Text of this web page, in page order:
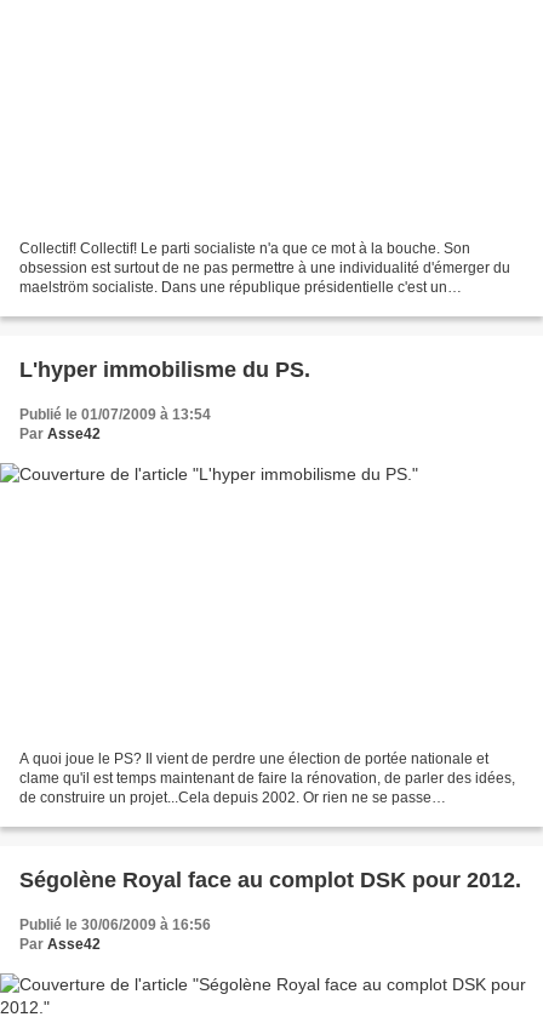
Collectif! Collectif! Le parti socialiste n'a que ce mot à la bouche. Son
obsession est surtout de ne pas permettre à une individualité d'émerger du
maelström socialiste. Dans une république présidentielle c'est un
L'hyper immobilisme du PS.
Publié le 01/07/2009 à 13:54
Par Asse42
A quoi joue le PS? Il vient de perdre une élection de portée nationale et
clame qu'il est temps maintenant de faire la rénovation, de parler des idées,
de construire un projet...Cela depuis 2002. Or rien ne se passe
Ségolène Royal face au complot DSK pour 2012.
Publié le 30/06/2009 à 16:56
Par Asse42